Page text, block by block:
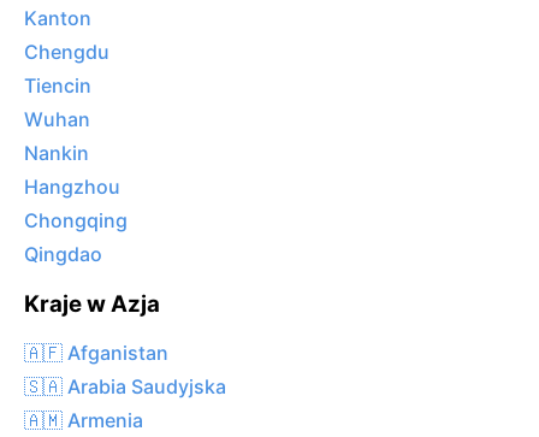
Kanton
Chengdu
Tiencin
Wuhan
Nankin
Hangzhou
Chongqing
Qingdao
Kraje w Azja
🇦🇫 Afganistan
🇸🇦 Arabia Saudyjska
🇦🇲 Armenia